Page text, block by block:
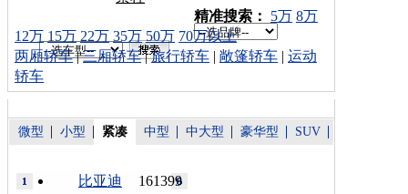
车型搜索：
精准搜索： 5万 8万
12万 15万 22万 35万 50万 70万以上
两厢轿车|三厢轿车|旅行轿车 | 敞篷轿车 | 运动
轿车
微型 小型 紧凑 中型 中大型 豪华型 SUV
161399
比亚迪